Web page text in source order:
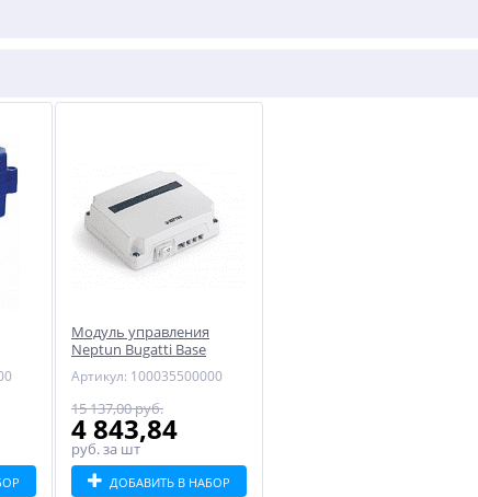
Модуль управления
Neptun Bugatti Base
Артикул: 100035500000
15 137,00 руб.
4 843,84
руб.за шт
ДОБАВИТЬ В НАБОР